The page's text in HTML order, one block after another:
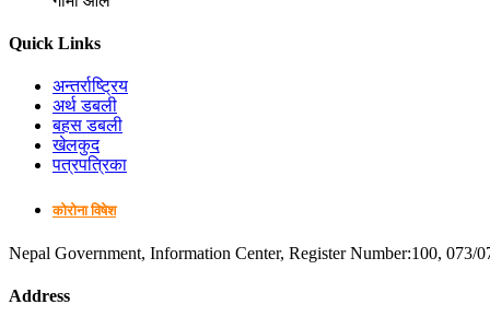
Quick Links
अन्तर्राष्ट्रिय
अर्थ डबली
बहस डबली
खेलकुद
पत्रपत्रिका
कोरोना विषेश
Nepal Government, Information Center, Register Number:100, 073/
Address